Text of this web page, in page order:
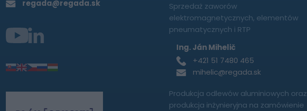
regada@regada.sk
Sprzedaż zaworów
elektromagnetycznych, elementów
pneumatycznych i RTP
Ing. Ján Mihelič
+421 51 7480 465
mihelic@regada.sk
Produkcja odlewów aluminiowych oraz
produkcja inżynieryjna na zamówienie